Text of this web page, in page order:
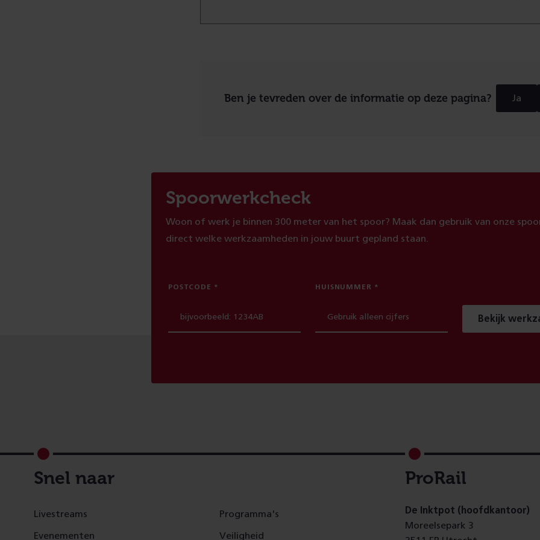
Ben je tevreden over de informatie op deze pagina? Ja
Spoorwerkcheck
Woon of werk je binnen 300 meter van het spoor? Maak dan gebruik van onze
direct welke werkzaamheden in jouw buurt gepland staan.
POSTCODE HUISNUMMER
Bekijk
Footer
Snel naar
Livestreams
Evenementen
Programma's
Veiligheid
ProRail
De Inktpot (hoofdkantoor)
Moreelsepark 3